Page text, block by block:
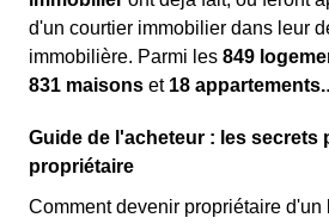
d'un courtier immobilier dans leur
immobilière. Parmi les 849
831 maisons et 18 appartements..
Guide de l'acheteur : les secrets
propriétaire
Comment devenir propriétaire